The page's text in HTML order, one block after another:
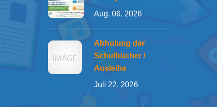
Aug. 06, 2026
Abholung der
Schulbücher /
Ausleihe
Juli 22, 2026